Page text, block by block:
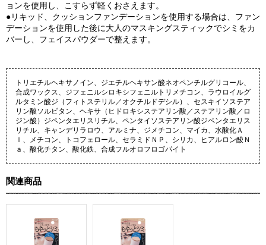
ョンを使用し、こすらず軽くおさえます。
●リキッド、クッションファンデーションを使用する場合は、ファン
デーションを使用した後に大人のマスキングスティックでシミをカ
バーし、フェイスパウダーで整えます。
トリエチルヘキサノイン、ジエチルヘキサン酸ネオペンチルグリコール、
合成ワックス、ジフェニルシロキシフェニルトリメチコン、ラウロイルグ
ルタミン酸ジ（フィトステリル／オクチルドデシル）、セスキイソステア
リン酸ソルビタン、ヘキサ（ヒドロキシステアリン酸／ステアリン酸／ロ
ジン酸）ジペンタエリスリチル、ペンタイソステアリン酸ジペンタエリス
リチル、キャンデリラロウ、アルミナ、ジメチコン、マイカ、水酸化Ａ
ｌ、メチコン、トコフェロール、セラミドＮＰ、シリカ、ヒアルロン酸Ｎ
ａ、酸化チタン、酸化鉄、合成フルオロフロゴパイト
関連商品